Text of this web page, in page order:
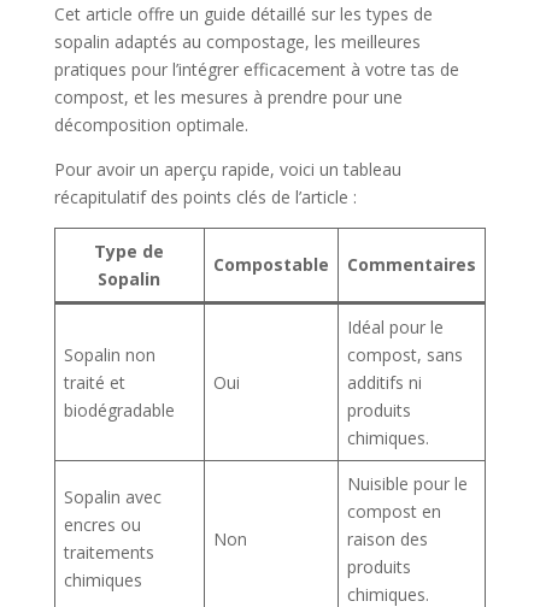
Cet article offre un guide détaillé sur les types de
sopalin adaptés au compostage, les meilleures
pratiques pour l’intégrer efficacement à votre tas de
compost, et les mesures à prendre pour une
décomposition optimale.
Pour avoir un aperçu rapide, voici un tableau
récapitulatif des points clés de l’article :
Type de
Sopalin
Compostable Commentaires
Sopalin non
traité et
biodégradable
Oui
Idéal pour le
compost, sans
additifs ni
produits
chimiques.
Sopalin avec
encres ou
traitements
chimiques
Non
Nuisible pour le
compost en
raison des
produits
chimiques.